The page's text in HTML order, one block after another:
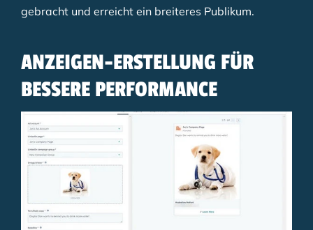
gebracht und erreicht ein breiteres Publikum.
ANZEIGEN-ERSTELLUNG FÜR
BESSERE PERFORMANCE